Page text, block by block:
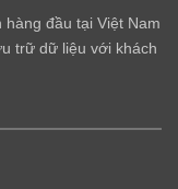
đầu tại Việt Nam
trữ dữ liệu với khách